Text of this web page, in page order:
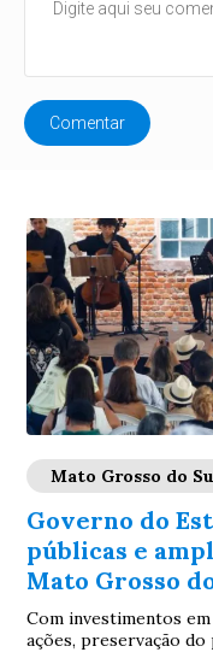
Comentar
Mato Grosso do
Governo do
públicas e
Mato Grosso
Com investimentos
ações, preservação